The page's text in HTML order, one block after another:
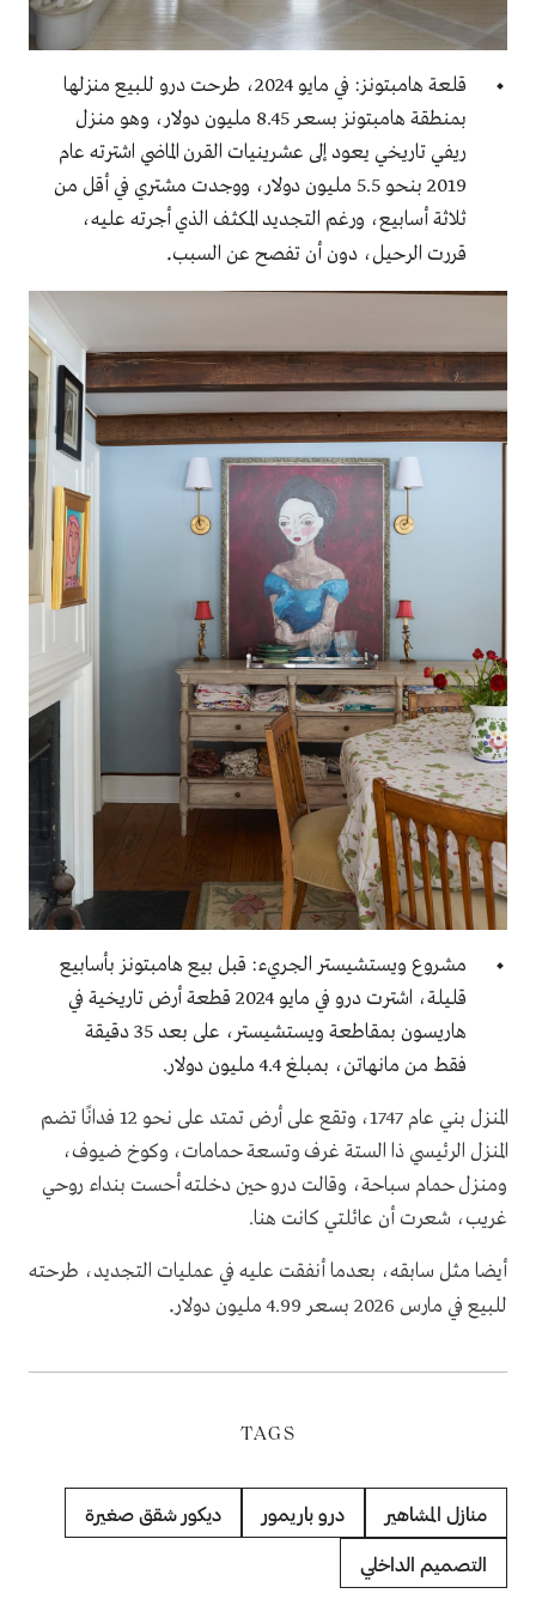
قلعة هامبتونز: في مايو 2024، طرحت درو للبيع منزلها
بمنطقة هامبتونز بسعر 8.45 مليون دولار، وهو منزل
ريفي تاريخي يعود إلى عشرينيات القرن الماضي اشترته عام
2019 بنحو 5.5 مليون دولار، ووجدت مشتري في أقل من
ثلاثة أسابيع، ورغم التجديد المكثف الذي أجرته عليه،
قررت الرحيل، دون أن تفصح عن السبب.
مشروع ويستشيستر الجريء: قبل بيع هامبتونز بأسابيع
قليلة، اشترت درو في مايو 2024 قطعة أرض تاريخية في
هاريسون بمقاطعة ويستشيستر، على بعد 35 دقيقة
فقط من مانهاتن، بمبلغ 4.4 مليون دولار.
المنزل بني عام 1747، وتقع على أرض تمتد على نحو 12 فدانًا تضم
المنزل الرئيسي ذا الستة غرف وتسعة حمامات، وكوخ ضيوف،
ومنزل حمام سباحة، وقالت درو حين دخلته أحست بنداء روحي
غريب، شعرت أن عائلتي كانت هنا.
أيضا مثل سابقه، بعدما أنفقت عليه في عمليات التجديد، طرحته
للبيع في مارس 2026 بسعر 4.99 مليون دولار
.
TAGS
منازل المشاهير درو باريمور ديكور شقق صغيرة
التصميم الداخلي